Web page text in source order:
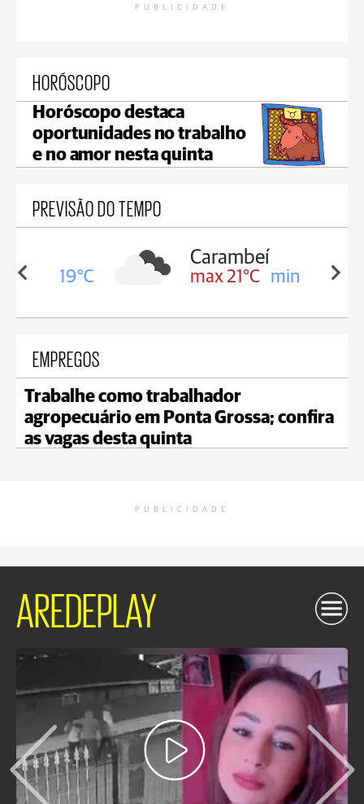
PUBLICIDADE
HORÓSCOPO
Horóscopo destaca
oportunidades no trabalho
e no amor nesta quinta
PREVISÃO DO TEMPO
19°C
Carambeí
max 21°C min 18°C
EMPREGOS
Trabalhe como trabalhador
agropecuário em Ponta Grossa; confira
as vagas desta quinta
PUBLICIDADE
AREDEPLAY